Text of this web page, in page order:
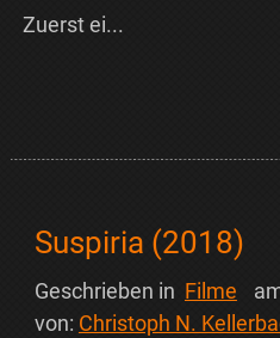
Zuerst ei...
Suspiria (2018)
Geschrieben in Filme
von: Christoph N.